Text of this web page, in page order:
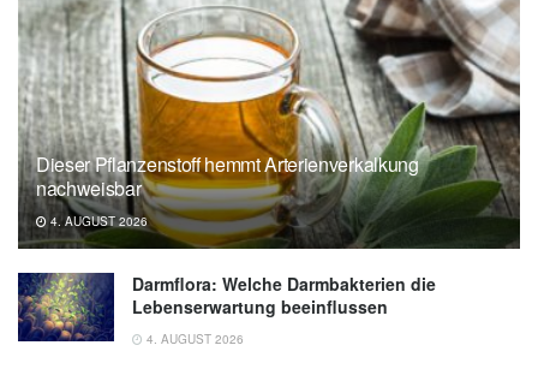
Dieser Pflanzenstoff hemmt Arterienverkalkung
nachweisbar
4. AUGUST 2026
Darmflora: Welche Darmbakterien die
Lebenserwartung beeinflussen
4. AUGUST 2026